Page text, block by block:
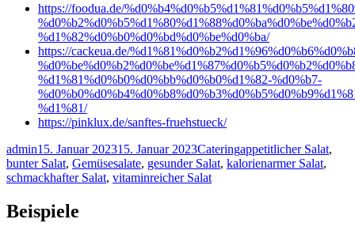
https://foodua.de/
%d1%82%d0%b0%d0%bd%d0%be%d0%ba/
https://cackeua.de/
%d1%81%d0%b0%d0%bb%d0%b0%d1%82-%d0%b7-
%d1%81/
https://pinklux.de/sanftes-fruehstueck/
Autor
adminVeröffentlicht
am
15. Januar 202315. Januar 2023Kategorien
CateringSchlagwörter
appetitlicher Salat,
bunter Salat, Gemüsesalate, gesunder Salat, kalorienarmer Salat,
schmackhafter Salat, vitaminreicher Salat
Beispiele